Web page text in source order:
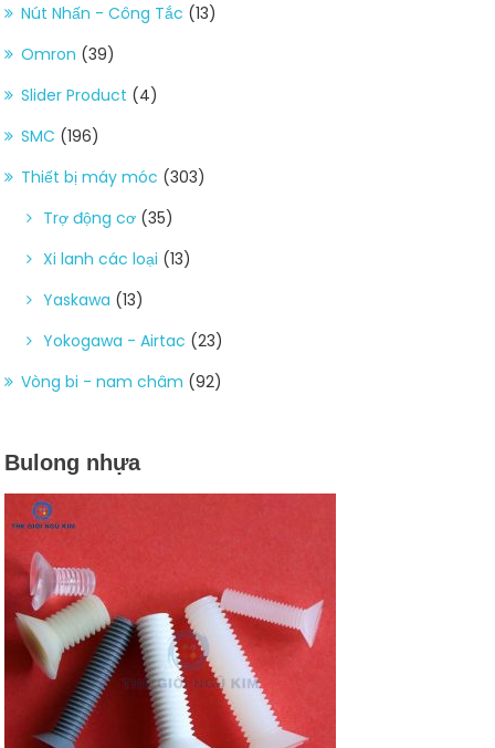
Nút Nhấn - Công Tắc (13)
Omron (39)
Slider Product (4)
SMC (196)
Thiết bị máy móc (303)
Trợ động cơ (35)
Xi lanh các loại (13)
Yaskawa (13)
Yokogawa - Airtac (23)
Vòng bi - nam châm (92)
Bulong nhựa